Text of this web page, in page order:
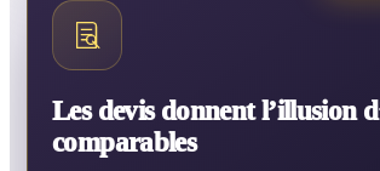
Les devis donnent l’illusion
comparables